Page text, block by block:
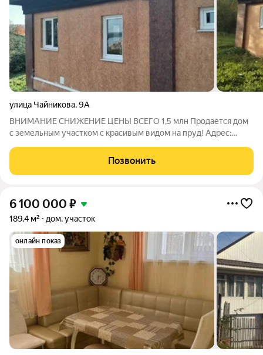
улица Чайникова,9А
ВНИМАНИЕ СНИЖЕНИЕ ЦЕНЫ ВСЕГО 1,5 млн Продается дом
с земельным участком с красивым видом на пруд! Адрес:
Количество комнат в доме: до3 Описание: - Дом расположен
на живописном участке с
Позвонить
6 100 000 ₽
189,4 м² дом, участок
онлайн показ